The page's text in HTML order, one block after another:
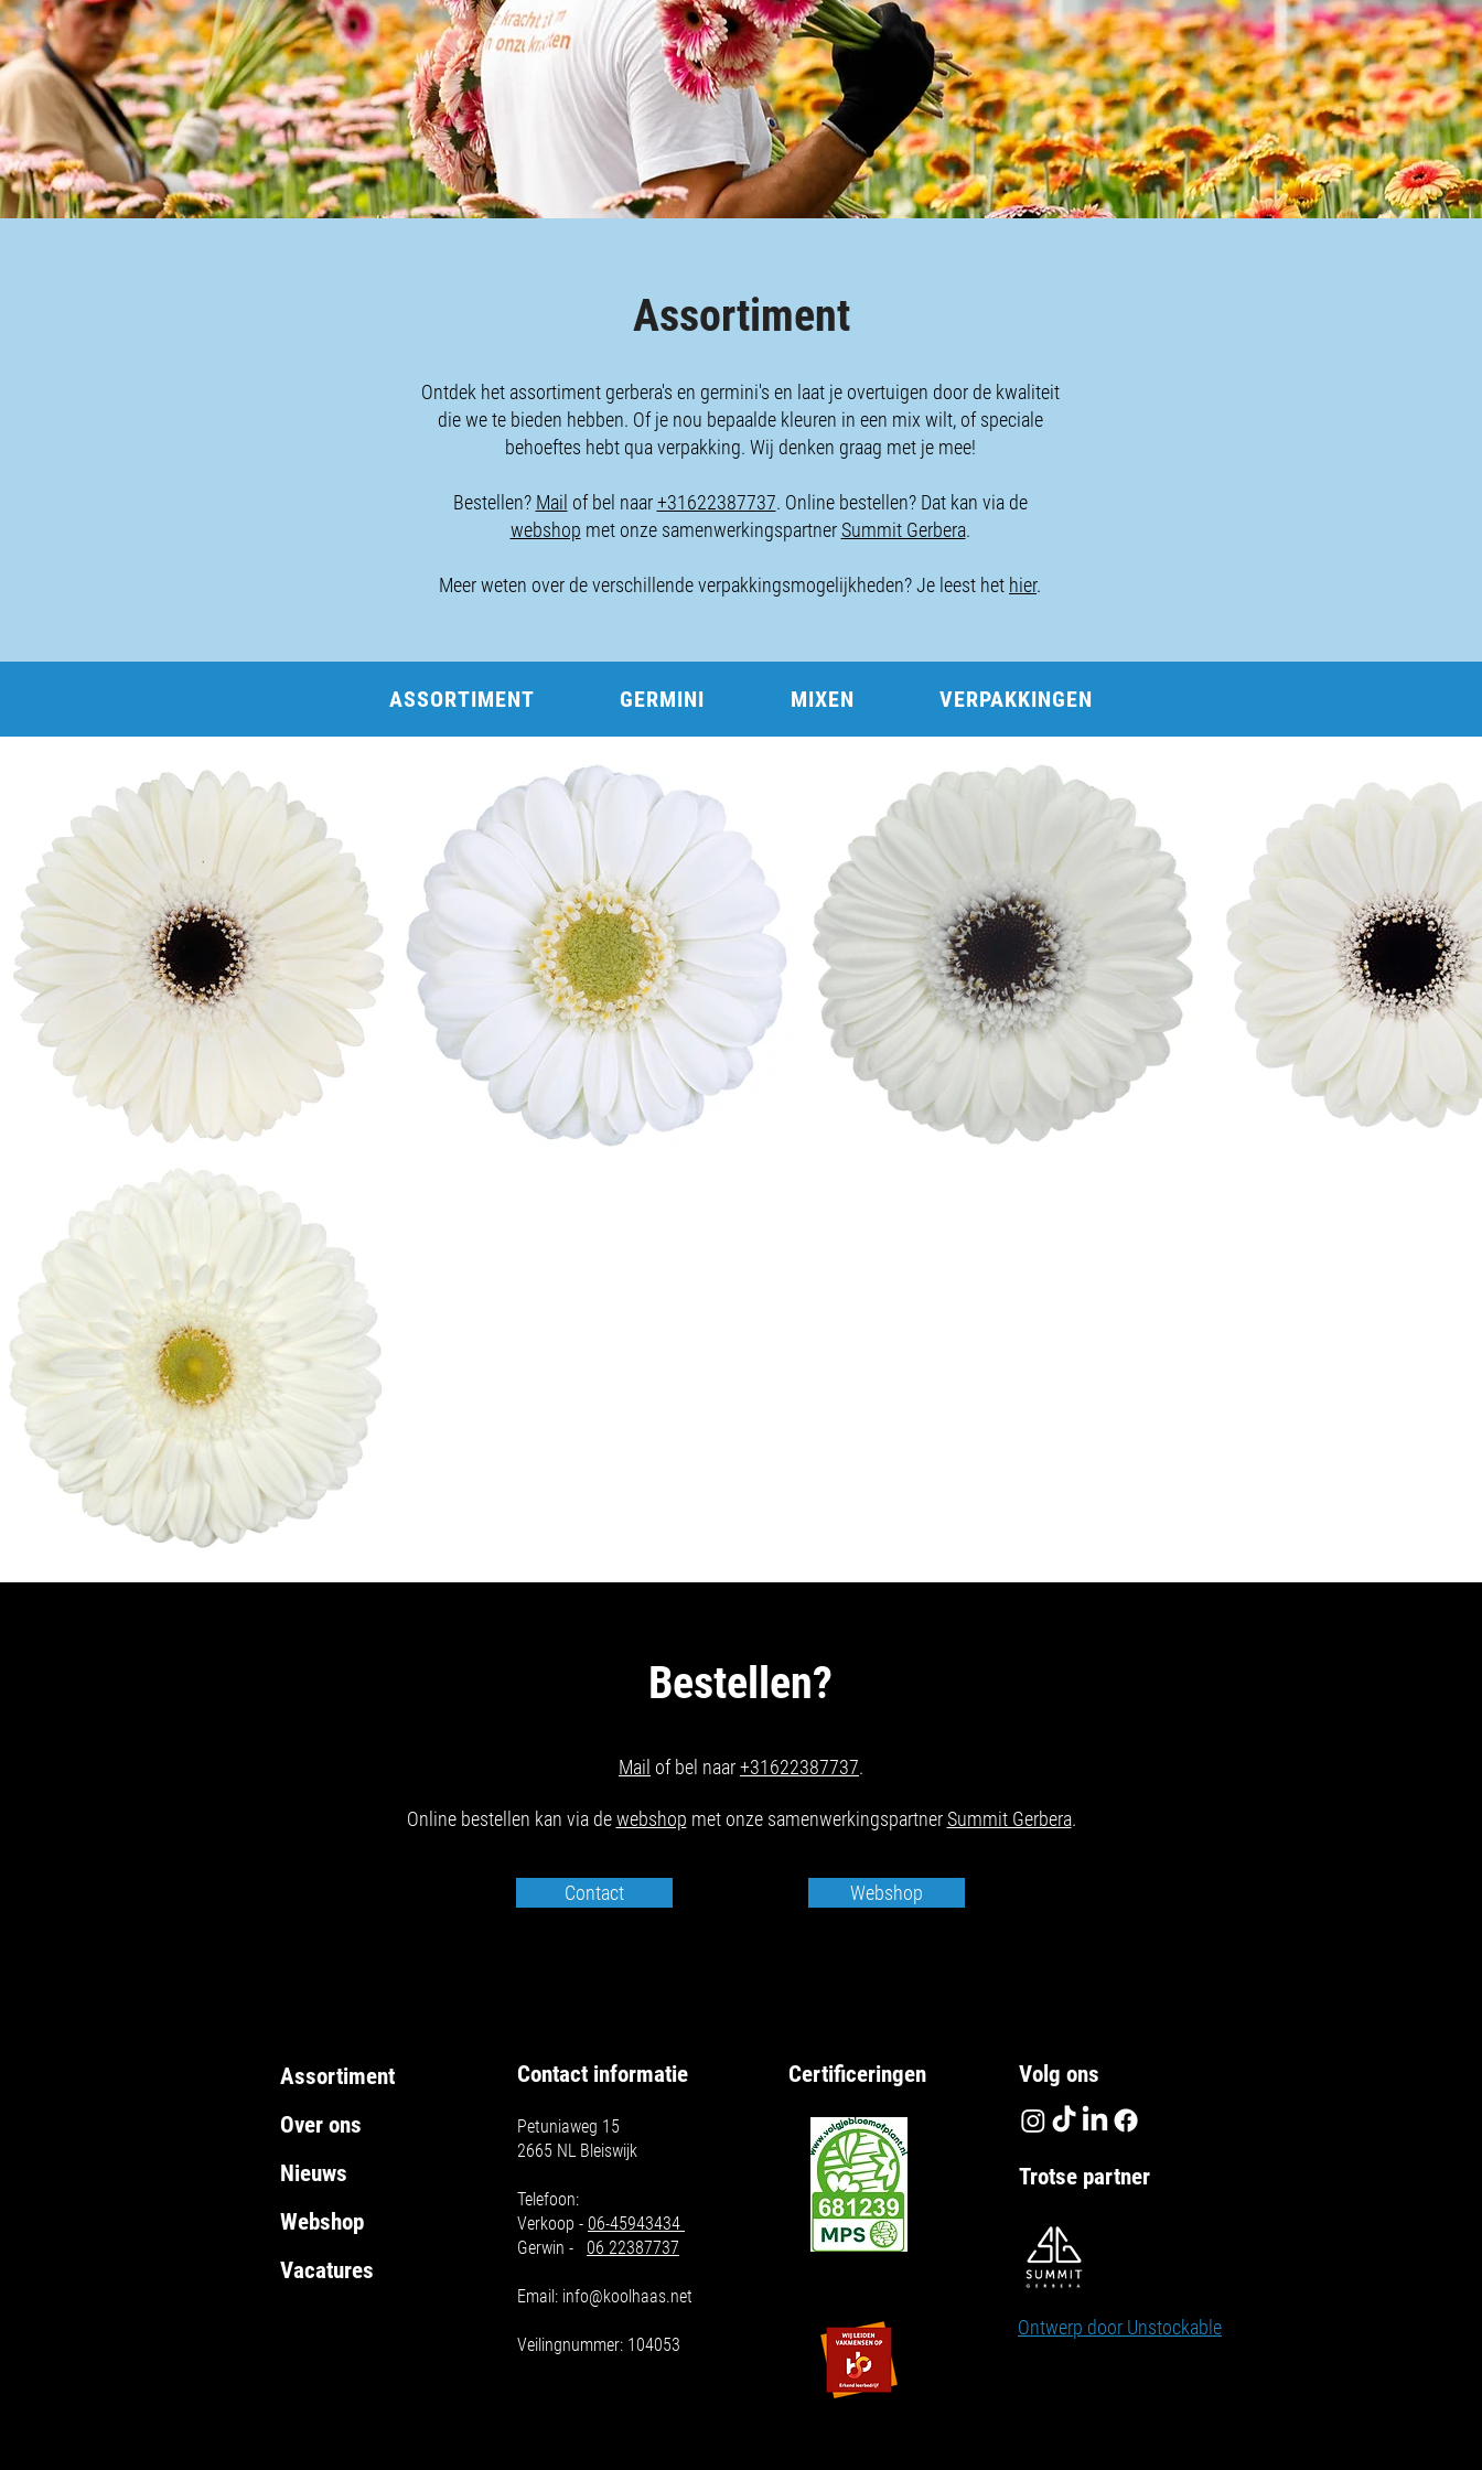
Assortiment
Ontdek het assortiment gerbera's en germini's en laat je overtuigen door de kwaliteit
die we te bieden hebben. Of je nou bepaalde kleuren in een mix wilt, of speciale
behoeftes hebt qua verpakking. Wij denken graag met je mee!
Bestellen? Mail of bel naar+31622387737. Online bestellen? Dat kan via de
webshop met onze samenwerkingspartnerSummit Gerbera.
Meer weten over de verschillende verpakkingsmogelijkheden? Je leest het hier.
ASSORTIMENT GERMINI MIXEN VERPAKKINGEN
Bestellen?
Mail of bel naar+31622387737.
Online bestellen kan via dewebshop met onze samenwerkingspartnerSummit Gerbera.
Contact Webshop
Assortiment
Over ons
Nieuws
Webshop
Vacatures
Contact informatie
Petuniaweg 15
2665 NL Bleiswijk
Telefoon:
Verkoop - 06-45943434
Gerwin - 06 22387737
Email: info@koolhaas.net
Veilingnummer: 104053
Certificeringen Volg ons
Trotse partner
Ontwerp door Unstockable